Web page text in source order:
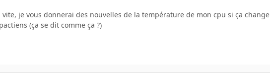
je vous donnerai des nouvelles de la température de mon cpu si ça change
(ça se dit comme ça ?)